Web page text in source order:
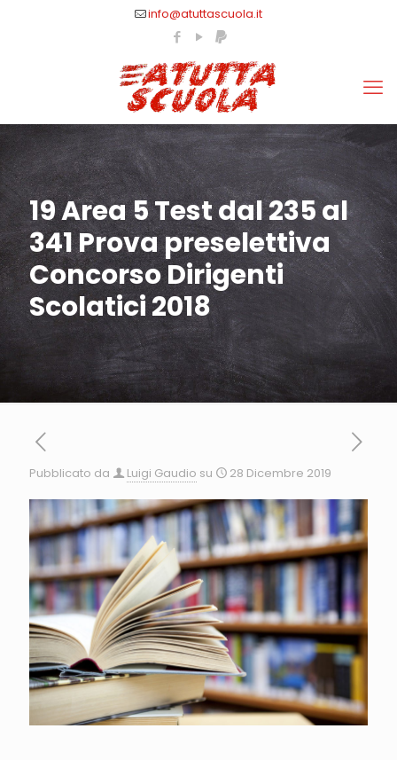
info@atuttascuola.it
19 Area 5 Test dal 235 al
341 Prova preselettiva
Concorso Dirigenti
Scolatici 2018
Pubblicato da Luigi Gaudio su 28 Dicembre 2019